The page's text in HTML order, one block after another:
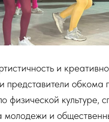
и
представители
физической
и